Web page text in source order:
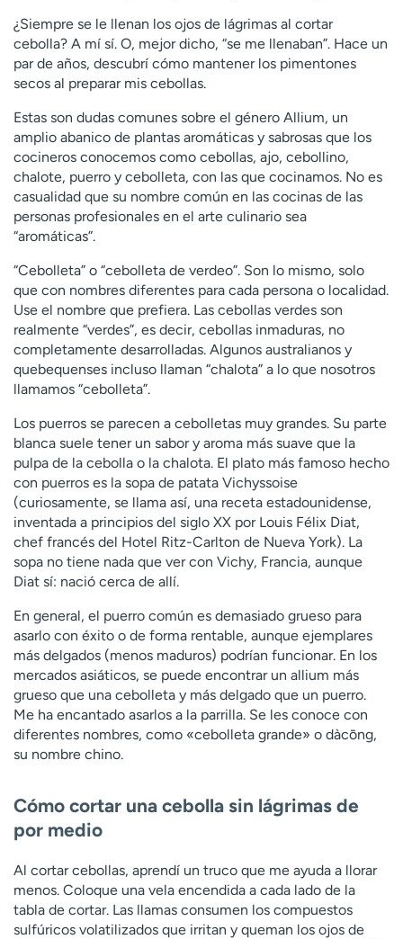
¿Siempre se le llenan los ojos de lágrimas al cortar
cebolla? A mí sí. O, mejor dicho, “se me llenaban”. Hace un
par de años, descubrí cómo mantener los pimentones
secos al preparar mis cebollas.
Estas son dudas comunes sobre el género Allium, un
amplio abanico de plantas aromáticas y sabrosas que los
cocineros conocemos como cebollas, ajo, cebollino,
chalote, puerro y cebolleta, con las que cocinamos. No es
casualidad que su nombre común en las cocinas de las
personas profesionales en el arte culinario sea
“aromáticas”.
“Cebolleta” o “cebolleta de verdeo”. Son lo mismo, solo
que con nombres diferentes para cada persona o localidad.
Use el nombre que prefiera. Las cebollas verdes son
realmente “verdes”, es decir, cebollas inmaduras, no
completamente desarrolladas. Algunos australianos y
quebequenses incluso llaman “chalota” a lo que nosotros
llamamos “cebolleta”.
Los puerros se parecen a cebolletas muy grandes. Su parte
blanca suele tener un sabor y aroma más suave que la
pulpa de la cebolla o la chalota. El plato más famoso hecho
con puerros es la sopa de patata Vichyssoise
(curiosamente, se llama así, una receta estadounidense,
inventada a principios del siglo XX por Louis Félix Diat,
chef francés del Hotel Ritz-Carlton de Nueva York). La
sopa no tiene nada que ver con Vichy, Francia, aunque
Diat sí: nació cerca de allí.
En general, el puerro común es demasiado grueso para
asarlo con éxito o de forma rentable, aunque ejemplares
más delgados (menos maduros) podrían funcionar. En los
mercados asiáticos, se puede encontrar un allium más
grueso que una cebolleta y más delgado que un puerro.
Me ha encantado asarlos a la parrilla. Se les conoce con
diferentes nombres, como «cebolleta grande» o dàcōng,
su nombre chino.
Cómo cortar una cebolla sin lágrimas de
por medio
Al cortar cebollas, aprendí un truco que me ayuda a llorar
menos. Coloque una vela encendida a cada lado de la
tabla de cortar. Las llamas consumen los compuestos
sulfúricos volatilizados que irritan y queman los ojos de